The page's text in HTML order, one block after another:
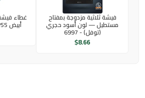
فيشة ثلاثية مزدوجة بمفتاح
مستطيل — لون أسود حجري
(توفل) - 6997
$8.66
غطاء
أبيض IP55 موديل 50017